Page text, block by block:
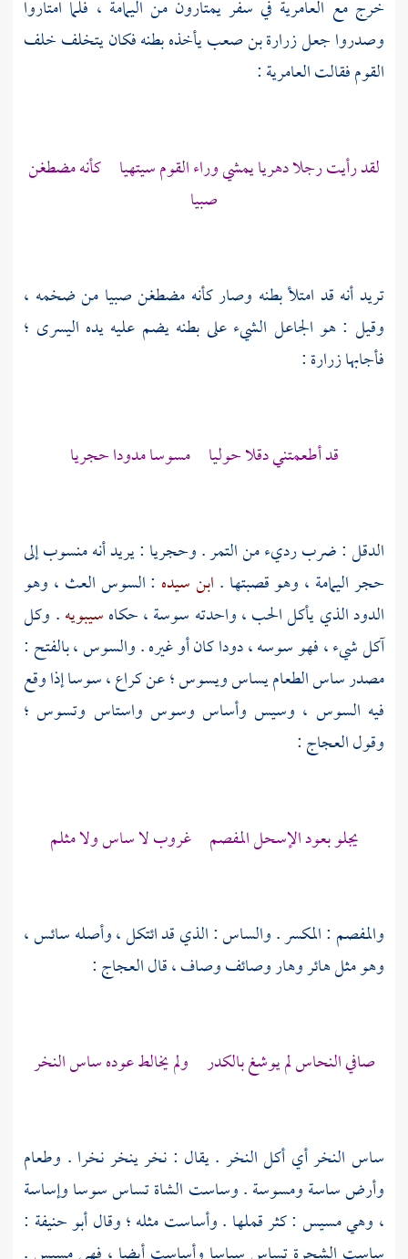
خرج مع العامرية في سفر يمتارون من اليمامة ، فلما امتاروا
وصدروا جعلزرارة بن صعبيأخذه بطنه فكان يتخلف خلف
القوم فقالتالعامرية:
لقد رأيت رجلا دهريا يمشي وراء القوم سيتهيا كأنه مضطغن
صبيا
تريد أنه قد امتلأ بطنه وصار كأنه مضطغن صبيا من ضخمه ،
وقيل : هو الجاعل الشيء على بطنه يضم عليه يده اليسرى ؛
فأجابهازرارة:
قد أطعمتني دقلا حوليا مسوسا مدودا حجريا
الدقل : ضرب رديء من التمر . وحجريا : يريد أنه منسوب إلى
حجراليمامة ، وهو قصبتها . ابن سيده : السوس العث ، وهو
الدود الذي يأكل الحب ، واحدته سوسة ، حكاهسيبويه. وكل
آكل شيء ، فهو سوسه ، دودا كان أو غيره . والسوس ، بالفتح :
مصدر ساس الطعام يساس ويسوس ؛ عنكراع، سوسا إذا وقع
فيه السوس ، وسيس وأساس وسوس واستاس وتسوس ؛
وقولالعجاج:
يجلو بعود الإسحل المفصم غروب لا ساس ولا مثلم
والمفصم : المكسر . والساس : الذي قد ائتكل ، وأصله سائس ،
وهو مثل هائر وهار وصائف وصاف ، قالالعجاج:
صافي النحاس لم يوشغ بالكدر ولم يخالط عوده ساس النخر
ساس النخر أي أكل النخر . يقال : نخر ينخر نخرا . وطعام
وأرض ساسة ومسوسة . وساست الشاة تساس سوسا وإساسة
، وهي مسيس : كثر قملها . وأساست مثله ؛ وقالأبو حنيفة :